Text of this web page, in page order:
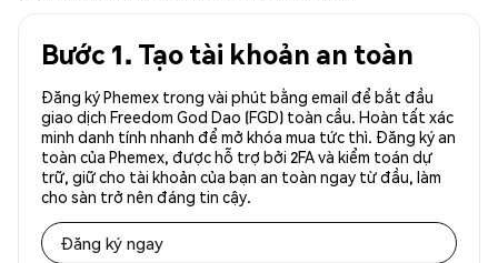
Bước 1. Tạo tài khoản an toàn
Đăng ký Phemex trong vài phút bằng email để bắt đầu
giao dịch Freedom God Dao (FGD) toàn cầu. Hoàn tất xác
minh danh tính nhanh để mở khóa mua tức thì. Đăng ký an
toàn của Phemex, được hỗ trợ bởi 2FA và kiểm toán dự
trữ, giữ cho tài khoản của bạn an toàn ngay từ đầu, làm
cho sàn trở nên đáng tin cậy.
Đăng ký ngay